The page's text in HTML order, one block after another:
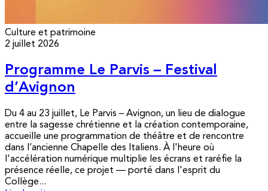
Culture et patrimoine
2 juillet 2026
Programme Le Parvis – Festival
d’Avignon
Du 4 au 23 juillet, Le Parvis – Avignon, un lieu de dialogue
entre la sagesse chrétienne et la création contemporaine,
accueille une programmation de théâtre et de rencontre
dans l’ancienne Chapelle des Italiens. À l'heure où
l'accélération numérique multiplie les écrans et raréfie la
présence réelle, ce projet — porté dans l'esprit du
Collège...